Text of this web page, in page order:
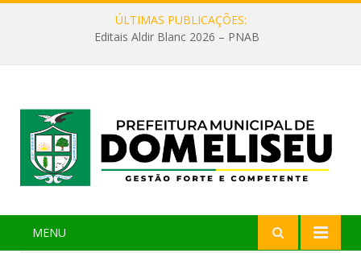
ÚLTIMAS PUBLICAÇÕES:
Editais Aldir Blanc 2026 – PNAB
MENU